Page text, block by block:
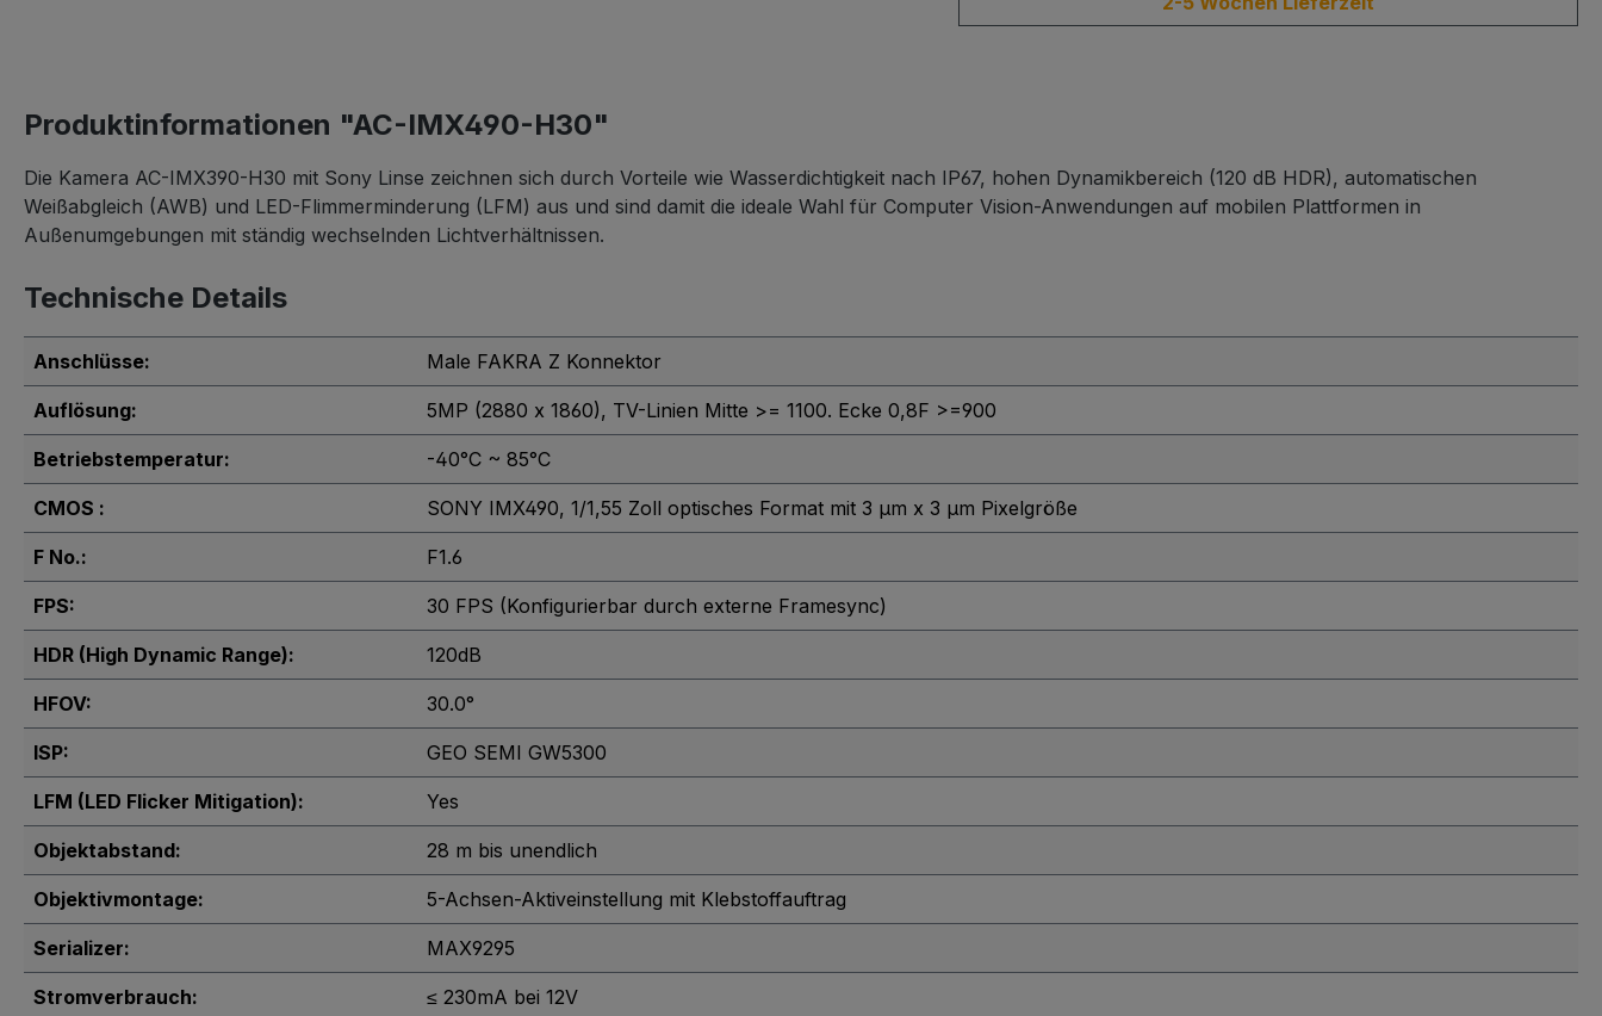
Produktinformationen "AC-IMX490-H30"
Die Kamera AC-IMX390-H30 mit Sony Linse zeichnen sich durch Vorteile wie Wasserdichtigkeit nach IP67, hohen Dynamikbereich (120 dB HDR), automatischen
Weißabgleich (AWB) und LED-Flimmerminderung (LFM) aus und sind damit die ideale Wahl für Computer Vision-Anwendungen auf mobilen Plattformen in
Außenumgebungen mit ständig wechselnden Lichtverhältnissen.
Technische Details
Anschlüsse: Male FAKRA Z Konnektor
Auflösung: 5MP (2880 x 1860), TV-Linien Mitte >= 1100. Ecke 0,8F >=900
Betriebstemperatur: -40°C ~ 85°C
CMOS : SONY IMX490, 1/1,55 Zoll optisches Format mit 3 μm x 3 μm Pixelgröße
F No.: F1.6
FPS: 30 FPS (Konfigurierbar durch externe Framesync)
HDR (High Dynamic Range): 120dB
HFOV: 30.0°
ISP: GEO SEMI GW5300
LFM (LED Flicker Mitigation): Yes
Objektabstand: 28 m bis unendlich
Objektivmontage: 5-Achsen-Aktiveinstellung mit Klebstoffauftrag
Serializer: MAX9295
Stromverbrauch: ≤ 230mA bei 12V